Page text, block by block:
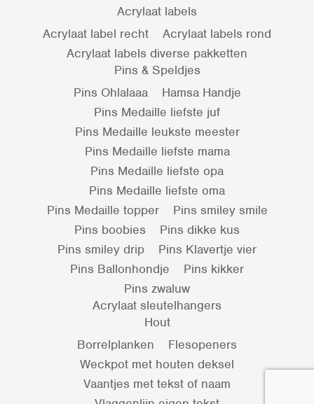
Acrylaat labels
Acrylaat label recht
Acrylaat labels rond
Acrylaat labels diverse pakketten
Pins & Speldjes
Pins Ohlalaaa
Hamsa Handje
Pins Medaille liefste juf
Pins Medaille leukste meester
Pins Medaille liefste mama
Pins Medaille liefste opa
Pins Medaille liefste oma
Pins Medaille topper
Pins smiley smile
Pins boobies
Pins dikke kus
Pins smiley drip
Pins Klavertje vier
Pins Ballonhondje
Pins kikker
Pins zwaluw
Acrylaat sleutelhangers
Hout
Borrelplanken
Flesopeners
Weckpot met houten deksel
Vaantjes met tekst of naam